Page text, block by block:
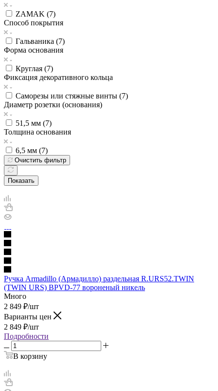
ZAMAK (7)
Способ покрытия
Гальваника (7)
Форма основания
Круглая (7)
Фиксация декоративного кольца
Саморезы или стяжные винты (7)
Диаметр розетки (основания)
51,5 мм (7)
Толщина основания
6,5 мм (7)
Очистить фильтр
Показать
Ручка Armadillo (Армадилло) раздельная R.URS52.TWIN
(TWIN URS) BPVD-77 вороненый никель
Много
2 849 ₽/шт
Варианты цен
2 849 ₽/шт
Подробности
В корзину